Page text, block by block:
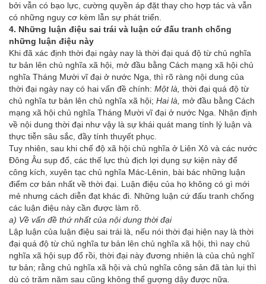
bởi vẫn có bạo lực, cường quyền áp đặt thay cho hợp tác và vẫn
có những nguy cơ kèm lẫn sự phát triển.
4. Những luận điệu sai trái và luận cứ đấu tranh chống
những luận điệu này
Khi đã xác định thời đại ngày nay là thời đại quá độ từ chủ nghĩa
tư bản lên chủ nghĩa xã hội, mở đầu bằng Cách mạng xã hội chủ
nghĩa Tháng Mười vĩ đại ở nước Nga, thì rõ ràng nội dung của
thời đại ngày nay có hai vấn đề chính: Một là, thời đại quá độ từ
chủ nghĩa tư bản lên chủ nghĩa xã hội; Hai là, mở đầu bằng Cách
mạng xã hội chủ nghĩa Tháng Mười vĩ đại ở nước Nga. Nhận định
về nội dung thời đại như vậy là sự khái quát mang tính lý luận và
thực tiễn sâu sắc, đầy tính thuyết phục.
Tuy nhiên, sau khi chế độ xã hội chủ nghĩa ở Liên Xô và các nước
Đông Âu sụp đổ, các thế lực thù địch lợi dụng sự kiện này để
công kích, xuyên tạc chủ nghĩa Mác-Lênin, bài bác những luận
điểm cơ bản nhất về thời đại. Luận điệu của họ không có gì mới
mẻ nhưng cách diễn đạt khác đi. Những luận cứ đấu tranh chống
các luận điệu này cần được làm rõ.
a) Về vấn đề thứ nhất của nội dung thời đại
Lập luận của luận điệu sai trái là, nếu nói thời đại hiện nay là thời
đại quá độ từ chủ nghĩa tư bản lên chủ nghĩa xã hội, thì nay chủ
nghĩa xã hội sụp đổ rồi, thời đại này đương nhiên là của chủ nghĩ
tư bản; rằng chủ nghĩa xã hội và chủ nghĩa công sản đã tàn lụi thì
dù có trăm năm sau cũng không thể gượng dậy được nữa.